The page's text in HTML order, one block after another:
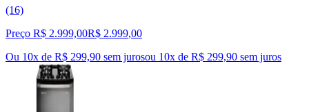
(16)
Preço R$ 2.999,00R$ 2.999,00
Ou 10x de R$ 299,90 sem jurosou 10x de R$ 299,90 sem juros